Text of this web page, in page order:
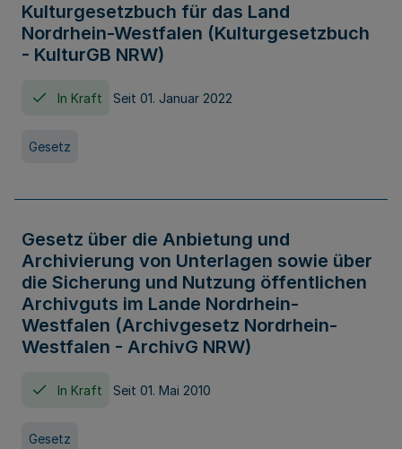
Kulturgesetzbuch für das Land
Nordrhein-Westfalen (Kulturgesetzbuch
- KulturGB NRW)
In Kraft Seit 01. Januar 2022
Gesetz
Gesetz über die Anbietung und
Archivierung von Unterlagen sowie über
die Sicherung und Nutzung öffentlichen
Archivguts im Lande Nordrhein-
Westfalen (Archivgesetz Nordrhein-
Westfalen - ArchivG NRW)
In Kraft Seit 01. Mai 2010
Gesetz